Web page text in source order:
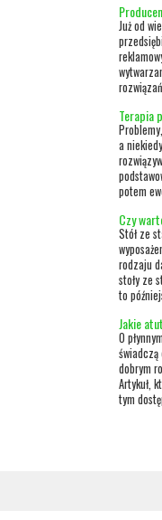
Już od
Terapia
a
potem
Czy
Stół ze
rodzaju
stoły ze
to
Jakie
O
dobrym
Artykuł,
tym